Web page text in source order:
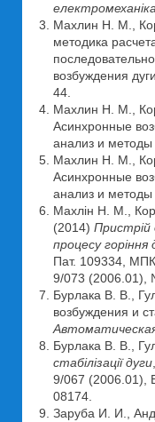
електромеханіка
Махлин Н. М.,
методика
возбуждения
44.
Махлин Н. М.,
Асинхронные
анализ и методы
Махлин Н. М.,
Асинхронные
анализ и методы
Махлін Н. М.,
(2014) Пристрій
процесу
Пат. 109334,
9/073 (2006.01),
Бурлака В. В.,
возбуждения и
Бурлака В. В.,
стабілізації дуги
9/067 (2006.01),
08174.
Заруба И. И.,